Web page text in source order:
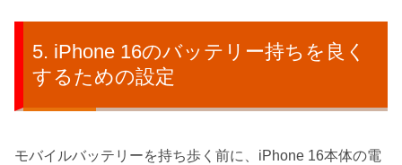
iPhone 16のバッテリー持ちを良く
するための設定
モバイルバッテリーを持ち歩く前に、iPhone 16本体の電